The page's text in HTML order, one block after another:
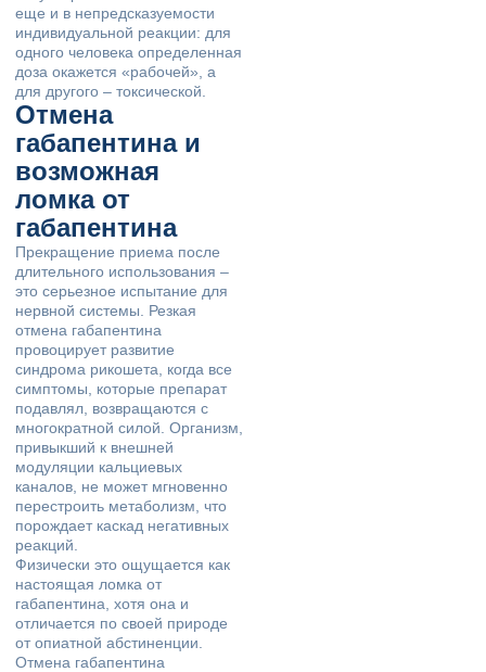
еще и в непредсказуемости
индивидуальной реакции: для
одного человека определенная
доза окажется «рабочей», а
для другого – токсической.
Отмена
габапентина и
возможная
ломка от
габапентина
Прекращение приема после
длительного использования –
это серьезное испытание для
нервной системы. Резкая
отмена габапентина
провоцирует развитие
синдрома рикошета, когда все
симптомы, которые препарат
подавлял, возвращаются с
многократной силой. Организм,
привыкший к внешней
модуляции кальциевых
каналов, не может мгновенно
перестроить метаболизм, что
порождает каскад негативных
реакций.
Физически это ощущается как
настоящая ломка от
габапентина, хотя она и
отличается по своей природе
от опиатной абстиненции.
Отмена габапентина